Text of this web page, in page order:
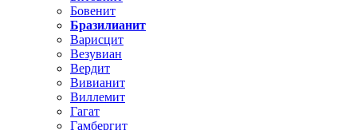
Бовенит
Бразилианит
Варисцит
Везувиан
Вердит
Вивианит
Виллемит
Гагат
Гамбергит